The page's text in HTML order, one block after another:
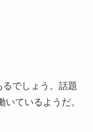
でしょう。話題
ているようだ。